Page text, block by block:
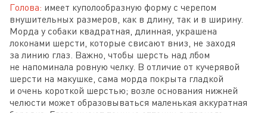
Голова: имеет куполообразную форму с черепом
внушительных размеров, как в длину, так и в ширину.
Морда у собаки квадратная, длинная, украшена
локонами шерсти, которые свисают вниз, не заходя
за линию глаз. Важно, чтобы шерсть над лбом
не напоминала ровную челку. В отличие от кучерявой
шерсти на макушке, сама морда покрыта гладкой
и очень короткой шерстью; возле основания нижней
челюсти может образовываться маленькая аккуратная